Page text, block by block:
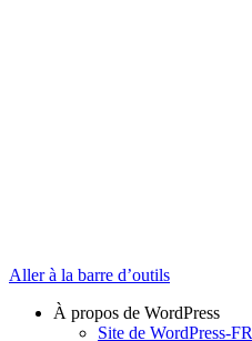
Aller à la barre d’outils
À propos de WordPress
Site de WordPress-FR